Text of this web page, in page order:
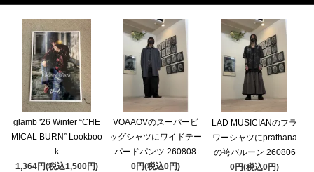
glamb '26 Winter “CHE
MICAL BURN” Lookboo
k
1,364円(税込1,500円)
VOAAOVのスーパービ
ッグシャツにワイドテー
パードパンツ 260808
0円(税込0円)
LAD MUSICIANのフラ
ワーシャツにprathana
の袴バルーン 260806
0円(税込0円)